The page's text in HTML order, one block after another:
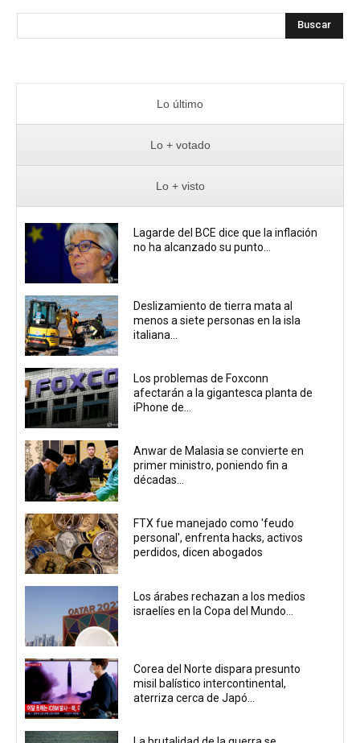
Buscar
Lo último
Lo + votado
Lo + visto
Lagarde del BCE dice que la inflación
no ha alcanzado su punto...
Deslizamiento de tierra mata al
menos a siete personas en la isla
italiana...
Los problemas de Foxconn
afectarán a la gigantesca planta de
iPhone de...
Anwar de Malasia se convierte en
primer ministro, poniendo fin a
décadas...
FTX fue manejado como 'feudo
personal', enfrenta hacks, activos
perdidos, dicen abogados
Los árabes rechazan a los medios
israelíes en la Copa del Mundo...
Corea del Norte dispara presunto
misil balístico intercontinental,
aterriza cerca de Japó...